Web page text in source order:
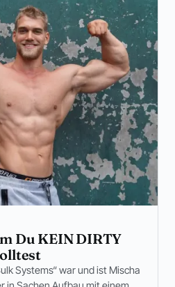
Du KEIN DIRTY
Systems“ war und ist Mischa